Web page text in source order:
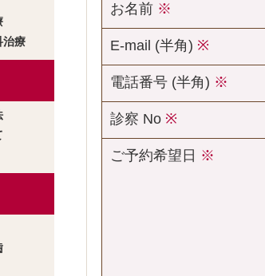
治療
お名前 ※
E-mail (半角) ※
電話番号 (半角) ※
診察 No ※
ご予約希望日 ※